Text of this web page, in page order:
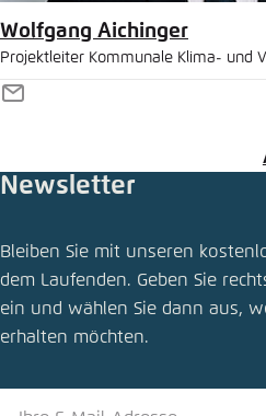
Wolfgang Aichinger
Projektleiter Kommunale Klima- und
E-
Newsletter
Bleiben Sie mit unseren
dem Laufenden. Geben Sie
ein und wählen Sie dann aus,
erhalten möchten.